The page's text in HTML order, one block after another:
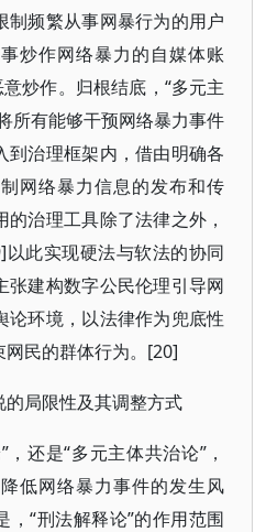
制频繁从事网暴行为的用户
炒作网络暴力的自媒体账
炒作。归根结底，“多元主
所有能够干预网络暴力事件
到治理框架内，借由明确各
网络暴力信息的发布和传
治理工具除了法律之外，
此实现硬法与软法的协同
张建构数字公民伦理引导网
论环境，以法律作为兜底性
民的群体行为。[20]
的局限性及其调整方式
还是“多元主体共治论”，
低网络暴力事件的发生风
，“刑法解释论”的作用范围